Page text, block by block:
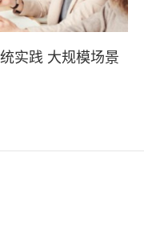
实践 大规模场景